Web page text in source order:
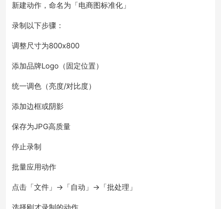
新建动作，命名为「电商图标准化」
录制以下步骤：
调整尺寸为800x800
添加品牌Logo（固定位置）
统一调色（亮度/对比度）
添加边框或阴影
保存为JPG高质量
停止录制
批量应用动作
点击「文件」→「自动」→「批处理」